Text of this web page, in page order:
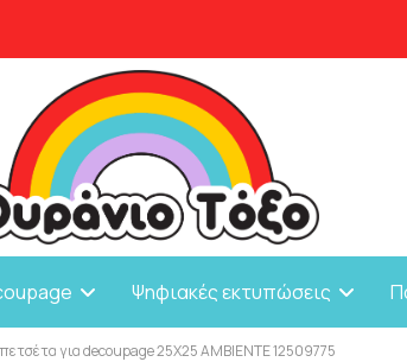
Ψηφιακές εκτυπώσεις
για decoupage 25X25 AMBIENTE 12509775